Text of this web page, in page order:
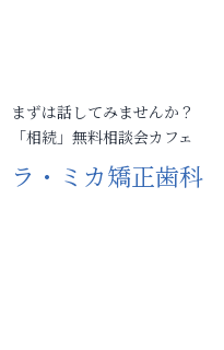
まずは話してみませんか？
「相続」無料相談会カフェ
ラ・ミカ矯正歯科